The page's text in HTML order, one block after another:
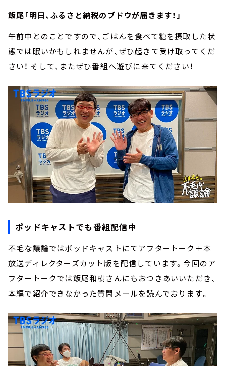
飯尾「明日、ふるさと納税のブドウが届きます！」
午前中とのことですので、ごはんを食べて糖を摂取した状
態では眠いかもしれませんが、ぜひ起きて受け取ってくだ
さい！ そして、またぜひ番組へ遊びに来てください！
ポッドキャストでも番組配信中
不毛な議論ではポッドキャストにてアフタートーク＋本
放送ディレクターズカット版を配信しています。今回のア
フタートークでは飯尾和樹さんにもおつきあいいただき、
本編で紹介できなかった質問メールを読んでおります。